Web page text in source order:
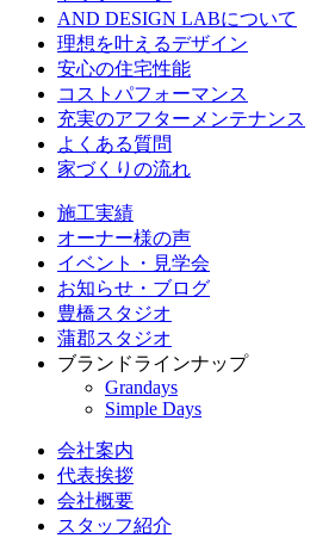
AND DESIGN LABについて
理想を叶えるデザイン
安心の住宅性能
コストパフォーマンス
充実のアフターメンテナンス
よくある質問
家づくりの流れ
施工実績
オーナー様の声
イベント・見学会
お知らせ・ブログ
豊橋スタジオ
蒲郡スタジオ
ブランドラインナップ
Grandays
Simple Days
会社案内
代表挨拶
会社概要
スタッフ紹介